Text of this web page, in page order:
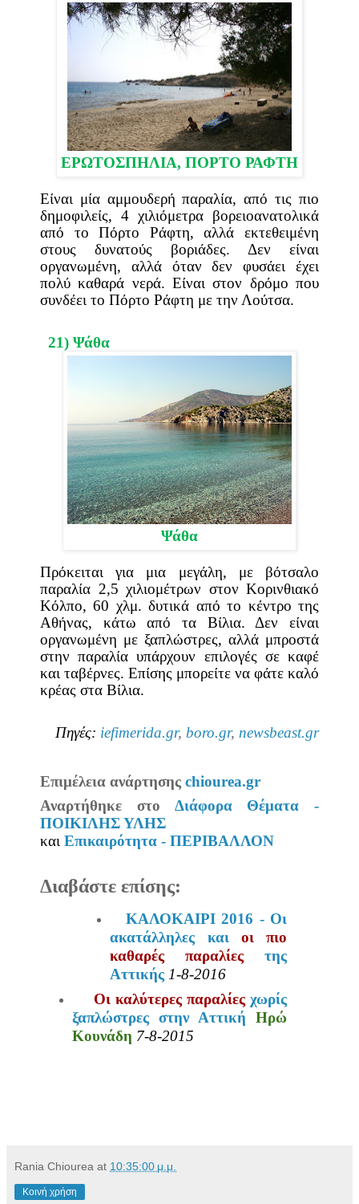
ΕΡΩΤΟΣΠΗΛΙΑ, ΠΟΡΤΟ ΡΑΦΤΗ
Είναι μία αμμουδερή παραλία, από τις πιο
δημοφιλείς, 4 χιλιόμετρα βορειοανατολικά
από το Πόρτο Ράφτη, αλλά εκτεθειμένη
στους δυνατούς βοριάδες. Δεν είναι
οργανωμένη, αλλά όταν δεν φυσάει έχει
πολύ καθαρά νερά. Είναι στον δρόμο που
συνδέει το Πόρτο Ράφτη με την Λούτσα.
21) Ψάθα
Ψάθα
Πρόκειται για μια μεγάλη, με βότσαλο
παραλία 2,5 χιλιομέτρων στον Κορινθιακό
Κόλπο, 60 χλμ. δυτικά από το κέντρο της
Αθήνας, κάτω από τα Βίλια. Δεν είναι
οργανωμένη με ξαπλώστρες, αλλά μπροστά
στην παραλία υπάρχουν επιλογές σε καφέ
και ταβέρνες. Επίσης μπορείτε να φάτε καλό
κρέας στα Βίλια.
Πηγές: iefimerida.gr, boro.gr, newsbeast.gr
Επιμέλεια ανάρτησης chiourea.gr
Αναρτήθηκε στο Διάφορα Θέματα -
ΠΟΙΚΙΛΗΣ ΥΛΗΣ
και Επικαιρότητα - ΠΕΡΙΒΑΛΛΟΝ
Διαβάστε επίσης:
ΚΑΛΟΚΑΙΡΙ 2016 - Οι
ακατάλληλες και οι πιο
καθαρές παραλίες της
Αττικής1-8-2016
Οι καλύτερες παραλίες χωρίς
ξαπλώστρες στην ΑττικήΗρώ
Κουνάδη 7-8-2015
Rania Chiourea at 10:35:00 μ.μ.
Κοινή χρήση